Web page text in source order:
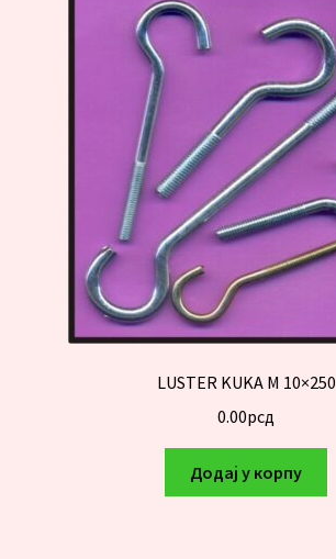
LUSTER KUKA M 10×250
0.00рсд
Додај у корпу